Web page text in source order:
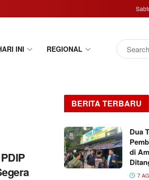
INI REGIONAL
BERITA TERBARU
Dua
di
7